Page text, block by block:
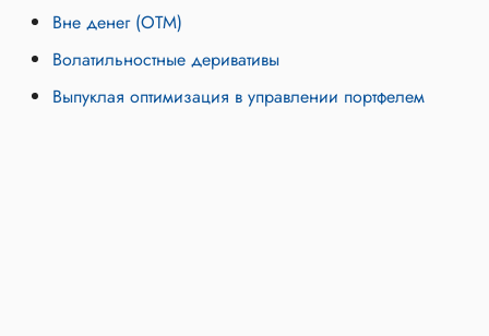
Вне денег (OTM)
Волатильностные деривативы
Выпуклая оптимизация в управлении портфелем